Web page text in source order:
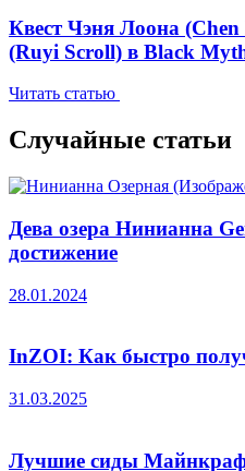
Квест Чэня Лоона
(Ruyi Scroll) в Black
Читать статью
Случайные статьи
Дева озера Нинианна
достижение
28.01.2024
InZOI: Как быстро
31.03.2025
Лучшие сиды